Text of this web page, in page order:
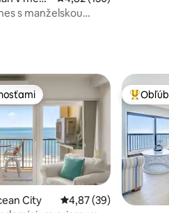
s manželskou
City Priemerné
4,87 (39)